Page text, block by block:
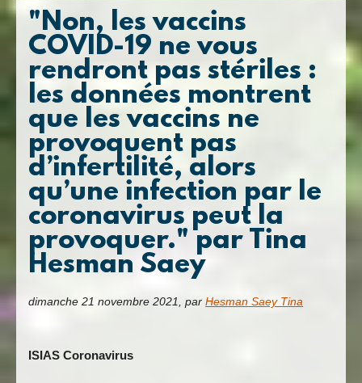
"Non, les vaccins
COVID-19 ne vous
rendront pas stériles :
les données montrent
que les vaccins ne
provoquent pas
d’infertilité, alors
qu’une infection par le
coronavirus peut la
provoquer." par Tina
Hesman Saey
dimanche 21 novembre 2021,parHesman Saey Tina
ISIAS Coronavirus